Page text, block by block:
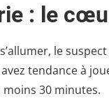
: le
le
tendance à
30 minutes.